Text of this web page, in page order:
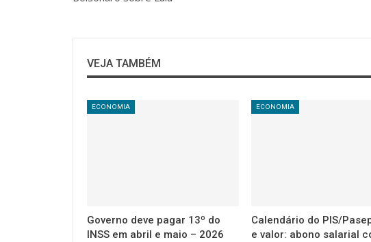
VEJA TAMBÉM
ECONOMIA
Governo deve pagar 13º do
INSS em abril e maio – 2026
ECONOMIA
Calendário do PIS/
e valor: abono salarial